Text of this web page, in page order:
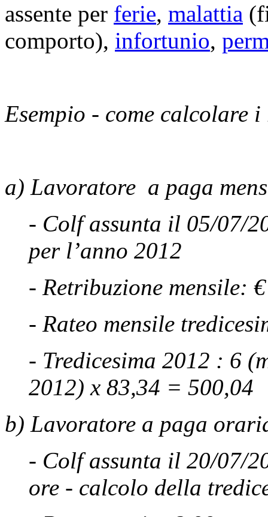
assente per ferie, malattia
comporto), infortunio,
Esempio - come calcolare
a) Lavoratore a paga
- Colf assunta il 05/07/
per l’anno 2012
- Retribuzione mensile:
- Rateo mensile
- Tredicesima 2012 : 6
2012) x 83,34 = 500,04
b) Lavoratore a paga
- Colf assunta il 20/07/
ore - calcolo della